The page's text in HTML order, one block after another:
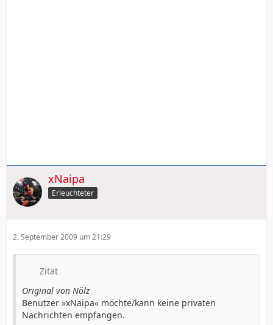
xNaipa
Erleuchteter
2. September 2009 um 21:29
Zitat
Original von Nölz
Benutzer »xNaipa« möchte/kann keine privaten
Nachrichten empfangen.